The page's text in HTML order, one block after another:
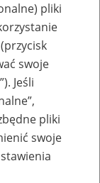
profili
pliki
swoje
Jeśli
pliki
swoje